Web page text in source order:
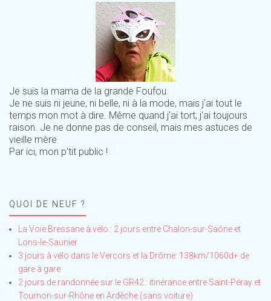
Je suis la mama de la grande Foufou.
Je ne suis ni jeune, ni belle, ni à la mode, mais j'ai tout le
temps mon mot à dire. Même quand j'ai tort, j'ai toujours
raison. Je ne donne pas de conseil, mais mes astuces de
vieille mère
Par ici, mon p'tit public !
QUOI DE NEUF ?
La Voie Bressane à vélo : 2 jours entre Chalon-sur-Saône et
Lons-le-Saunier
3 jours à vélo dans le Vercors et la Drôme: 138km/1060d+ de
gare à gare
2 jours de randonnée sur le GR42 : itinérance entre Saint-Péray et
Tournon-sur-Rhône en Ardèche (sans voiture)